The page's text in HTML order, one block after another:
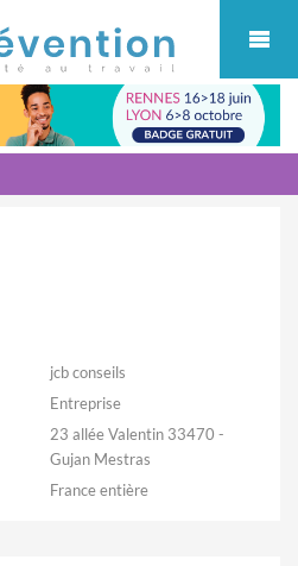
jcb conseils
Entreprise
23 allée Valentin 33470 -
Gujan Mestras